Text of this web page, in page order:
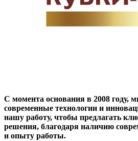
С момента основания в 2008 году,
современные технологии и
нашу работу, чтобы предлагать
решения, благодаря наличию
и опыту работы.